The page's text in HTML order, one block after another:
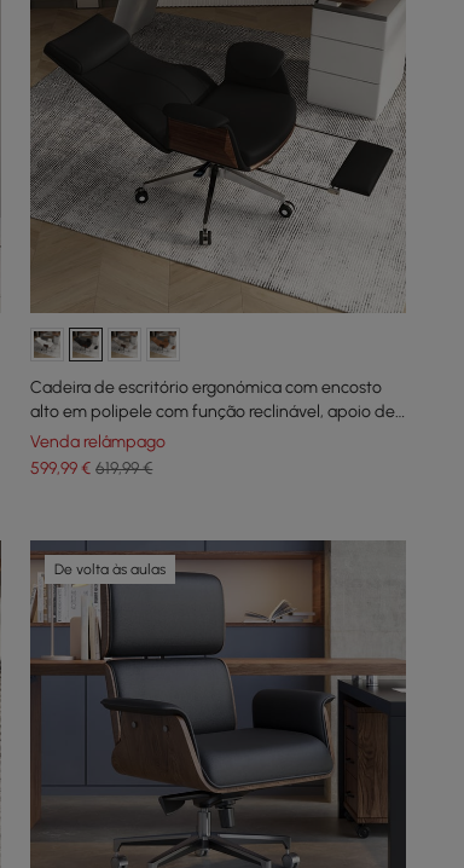
Cadeira de escritório ergonómica com encosto
alto em polipele com função reclinável, apoio de
pés e rotação, preto
Venda relâmpago
599,99€ 619,99 €
De volta às aulas